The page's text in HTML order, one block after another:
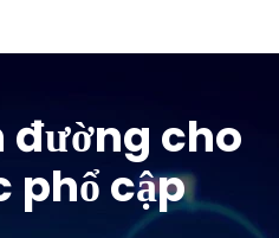
đường cho
phổ cập